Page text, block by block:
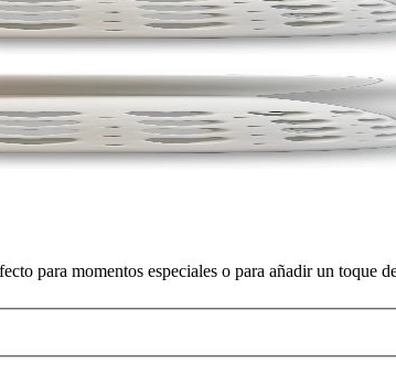
para momentos especiales o para añadir un toque